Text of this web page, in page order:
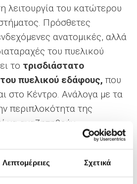
Λεπτομέρειες Σχετικά
λειτουργία του κατώτερου
Πρόσθετες
ανατομικές, αλλά
του πυελικού
το τρισδιάστατο
πυελικού εδάφους, που
στο Κέντρο. Ανάλογα με τα
περιπλοκότητα της
να αναζητηθούν
μέσω άλλων
ή δυναμική
πυέλου και πυελικού
ουρογραφία και οι